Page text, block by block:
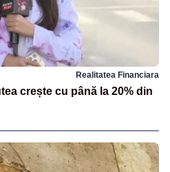
Realitatea Financiara
crește cu până la 20% din